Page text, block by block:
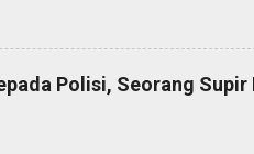
telah berusaha memberikan
Nugroho S.IK, M.IK
yang terbaik kepada
lainnya.” “SPKT
Polisi, Seorang